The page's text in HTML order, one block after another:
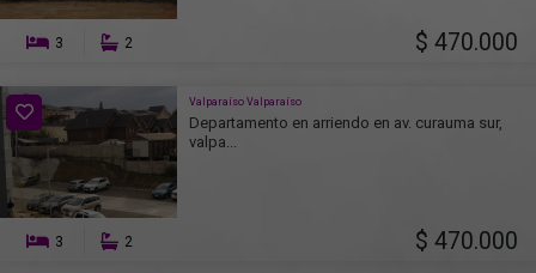
3 2 $ 470.000
Valparaíso Valparaíso
Departamento en arriendo en av. curauma sur,
valpa...
3 2 $ 470.000